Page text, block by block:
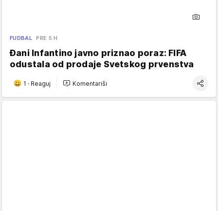
FUDBAL PRE 5 H
Đani Infantino javno priznao poraz: FIFA
odustala od prodaje Svetskog prvenstva
1 · Reaguj Komentariši